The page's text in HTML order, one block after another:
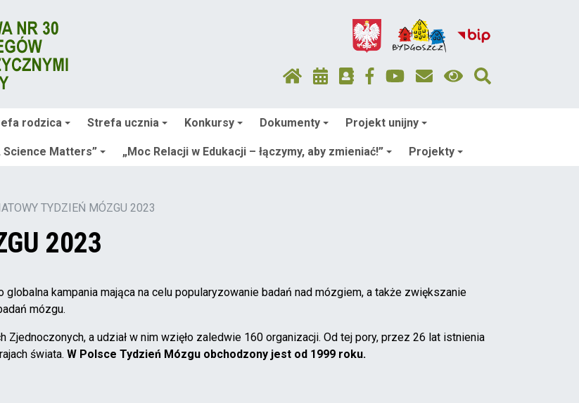
rodzica Strefa ucznia Konkursy Dokumenty Projekt unijny
Science Matters” „Moc Relacji w Edukacji – łączymy, aby zmieniać!” Projekty
TYDZIEŃ MÓZGU 2023
2023
kampania mająca na celu popularyzowanie badań nad mózgiem, a także zwiększanie
mózgu.
a udział w nim wzięło zaledwie 160 organizacji. Od tej pory, przez 26 lat istnienia
świata. W Polsce Tydzień Mózgu obchodzony jest od 1999 roku.